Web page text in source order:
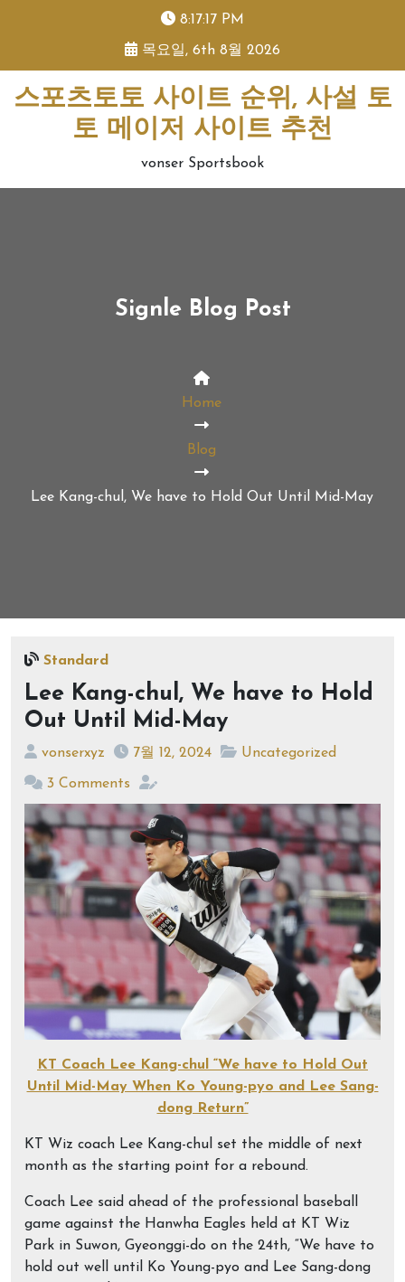
8:17:17 PM
목요일, 6th 8월 2026
스포츠토토 사이트 순위, 사설 토
토 메이저 사이트 추천
vonser Sportsbook
Signle Blog Post
Home
Blog
Lee Kang-chul, We have to Hold Out Until Mid-May
Standard
Lee Kang-chul, We have to Hold
Out Until Mid-May
vonserxyz 7월 12, 2024 Uncategorized
3 Comments
KT Coach Lee Kang-chul “We have to Hold Out
Until Mid-May When Ko Young-pyo and Lee Sang-
dong Return”
KT Wiz coach Lee Kang-chul set the middle of next
month as the starting point for a rebound.
Coach Lee said ahead of the professional baseball
game against the Hanwha Eagles held at KT Wiz
Park in Suwon, Gyeonggi-do on the 24th, “We have to
hold out well until Ko Young-pyo and Lee Sang-dong